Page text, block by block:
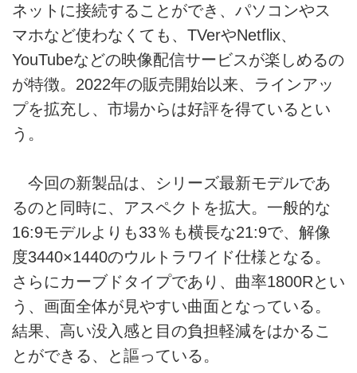
ネットに接続することができ、パソコンやス
マホなど使わなくても、TVerやNetflix、
YouTubeなどの映像配信サービスが楽しめるの
が特徴。2022年の販売開始以来、ラインアッ
プを拡充し、市場からは好評を得ているとい
う。
今回の新製品は、シリーズ最新モデルであ
るのと同時に、アスペクトを拡大。一般的な
16:9モデルよりも33％も横長な21:9で、解像
度3440×1440のウルトラワイド仕様となる。
さらにカーブドタイプであり、曲率1800Rとい
う、画面全体が見やすい曲面となっている。
結果、高い没入感と目の負担軽減をはかるこ
とができる、と謳っている。